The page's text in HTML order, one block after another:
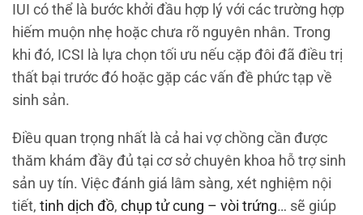
IUI có thể là bước khởi đầu hợp lý với các trường hợp
hiếm muộn nhẹ hoặc chưa rõ nguyên nhân. Trong
khi đó, ICSI là lựa chọn tối ưu nếu cặp đôi đã điều trị
thất bại trước đó hoặc gặp các vấn đề phức tạp về
sinh sản.
Điều quan trọng nhất là cả hai vợ chồng cần được
thăm khám đầy đủ tại cơ sở chuyên khoa hỗ trợ sinh
sản uy tín. Việc đánh giá lâm sàng, xét nghiệm nội
tiết, tinh dịch đồ, chụp tử cung – vòi trứng… sẽ giúp